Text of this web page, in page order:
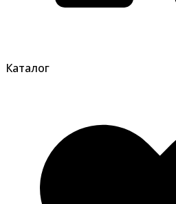
Каталог